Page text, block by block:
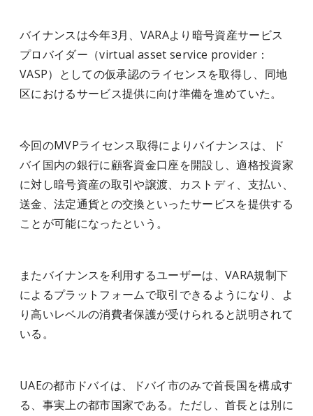
バイナンスは今年3月、VARAより暗号資産サービス
プロバイダー（virtual asset service provider：
VASP）としての仮承認のライセンスを取得し、同地
区におけるサービス提供に向け準備を進めていた。
今回のMVPライセンス取得によりバイナンスは、ド
バイ国内の銀行に顧客資金口座を開設し、適格投資家
に対し暗号資産の取引や譲渡、カストディ、支払い、
送金、法定通貨との交換といったサービスを提供する
ことが可能になったという。
またバイナンスを利用するユーザーは、VARA規制下
によるプラットフォームで取引できるようになり、よ
り高いレベルの消費者保護が受けられると説明されて
いる。
UAEの都市ドバイは、ドバイ市のみで首長国を構成す
る、事実上の都市国家である。ただし、首長とは別に